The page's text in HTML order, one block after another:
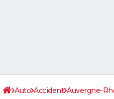
Auto Accident Auvergne-